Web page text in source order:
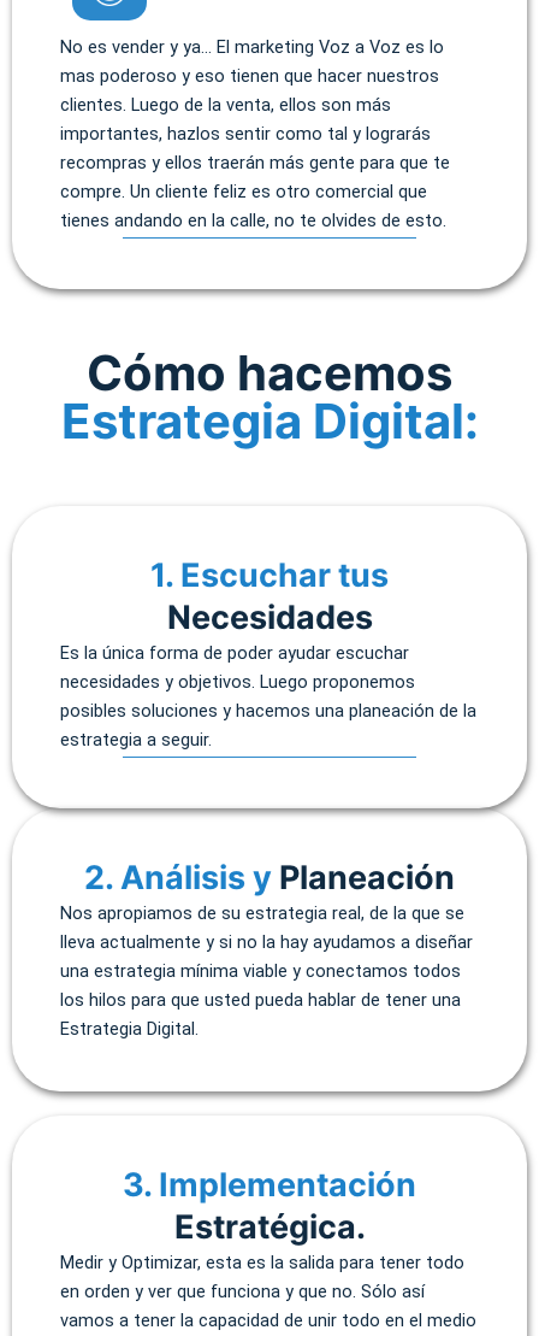
No es vender y ya… El marketing Voz a Voz es lo
mas poderoso y eso tienen que hacer nuestros
clientes. Luego de la venta, ellos son más
importantes, hazlos sentir como tal y lograrás
recompras y ellos traerán más gente para que te
compre. Un cliente feliz es otro comercial que
tienes andando en la calle, no te olvides de esto.
Cómo hacemos
Estrategia Digital:
1. Escuchar tus
Necesidades
Es la única forma de poder ayudar escuchar
necesidades y objetivos. Luego proponemos
posibles soluciones y hacemos una planeación de la
estrategia a seguir.
2. Análisis y Planeación
Nos apropiamos de su estrategia real, de la que se
lleva actualmente y si no la hay ayudamos a diseñar
una estrategia mínima viable y conectamos todos
los hilos para que usted pueda hablar de tener una
Estrategia Digital.
3. Implementación
Estratégica.
Medir y Optimizar, esta es la salida para tener todo
en orden y ver que funciona y que no. Sólo así
vamos a tener la capacidad de unir todo en el medio